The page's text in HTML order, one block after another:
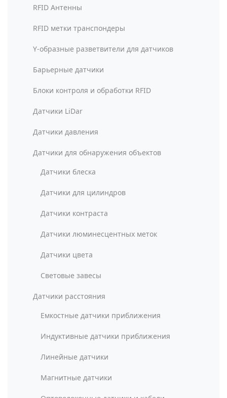
RFID Антенны
RFID метки транспондеры
Y-образные разветвители для датчиков
Барьерные датчики
Блоки контроля и обработки RFID
Датчики LiDar
Датчики давления
Датчики для обнаружения объектов
Датчики блеска
Датчики для цилиндров
Датчики контраста
Датчики люминесцентных меток
Датчики цвета
Световые завесы
Датчики расстояния
Емкостные датчики приближения
Индуктивные датчики приближения
Линейные датчики
Магнитные датчики